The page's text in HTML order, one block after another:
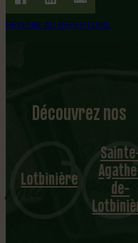
REVENIR AU RÉPERTOIRE
Découvrez nos
Lotbinière de-